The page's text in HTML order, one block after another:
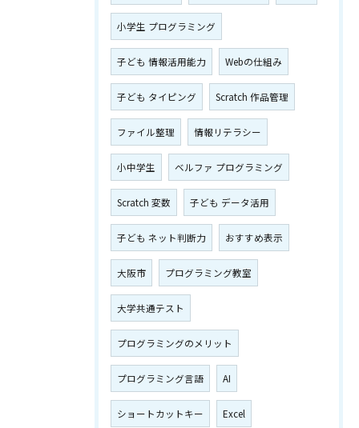
小学生 プログラミング
子ども 情報活用能力 Webの仕組み
子ども タイピング Scratch 作品管理
ファイル整理 情報リテラシー
小中学生 ベルファ プログラミング
Scratch 変数 子ども データ活用
子ども ネット判断力 おすすめ表示
大阪市 プログラミング教室
大学共通テスト
プログラミングのメリット
プログラミング言語 AI
ショートカットキー Excel